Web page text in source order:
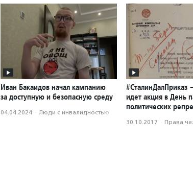
Иван Бакаидов начал кампанию
за доступную и безопасную среду
04.04.2024 · Люди с инвалидностью
#СталинДалПриказ
идет акция в День
политических
30.10.2017 · Права